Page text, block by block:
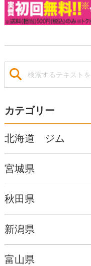
カテゴリー
北海道 ジム
宮城県
秋田県
新潟県
富山県